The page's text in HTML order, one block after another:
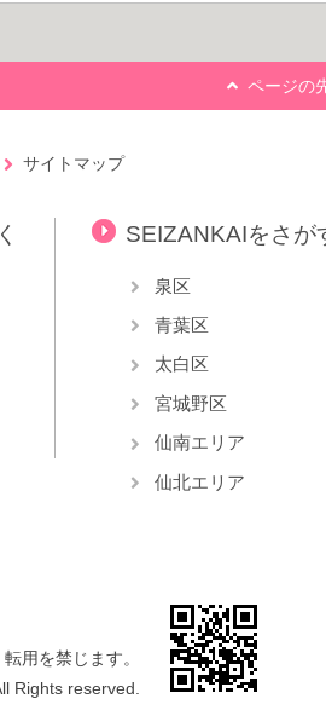
ページの
サイトマップ
SEIZANKAIをさが
泉区
青葉区
太白区
宮城野区
仙南エリア
仙北エリア
用を禁じます。
Rights reserved.